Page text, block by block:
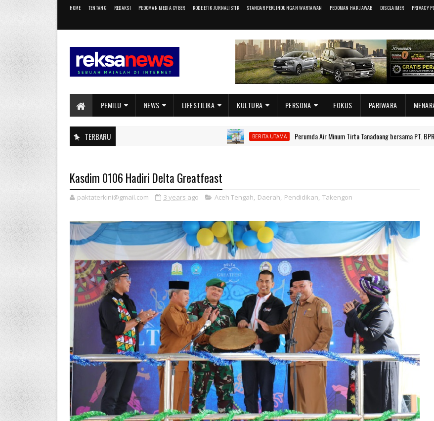
HOME TENTANG REDAKSI PEDOMAN MEDIA CYBER KODE ETIK JURNALISTIK STANDAR PERLINDUNGAN WARTAWAN PEDOMAN HAK JAWAB DISCLAIMER PRIVACY
PEMILU NEWS LIFESTILIKA KULTURA PERSONA FOKUS PARIWARA
TERBARU BERITA UTAMA Perumda Air Minum Tirta Tanadoang bersama PT. BPR Pesisir
Kasdim 0106 Hadiri Delta Greatfeast
paktaterkini@gmail.com 3 years ago Aceh Tengah, Daerah, Pendidikan, Takengon